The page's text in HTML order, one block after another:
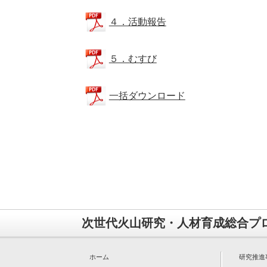
４．活動報告
５．むすび
一括ダウンロード
次世代火山研究・人材育成総合プ
ホーム 研究推進